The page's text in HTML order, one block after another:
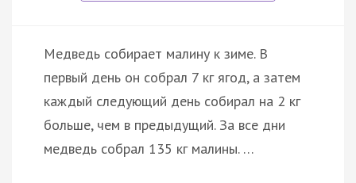
Медведь собирает малину к зиме. В
первый день он собрал 7 кг ягод, а затем
каждый следующий день собирал на 2 кг
больше, чем в предыдущий. За все дни
медведь собрал 135 кг малины. …